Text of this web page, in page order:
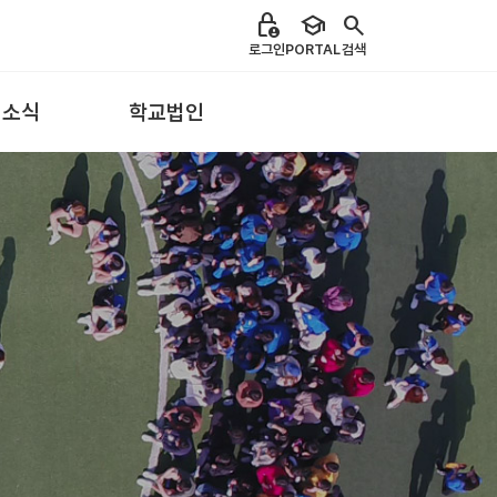
lock_person
로그인
school
PORTAL
search
검색
식 학교법인